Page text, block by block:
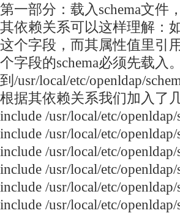
第一部分：载入schema文
其依赖关系可以这样理解：
这个字段，而其属性值里引
个字段的schema必须先载入
到/usr/local/etc/openldap/
根据其依赖关系我们加入了
include /usr/local/etc/openldap/
include /usr/local/etc/openldap/
include /usr/local/etc/
include /usr/local/etc/openldap/
include /usr/local/etc/openldap/
include /usr/local/etc/openldap/